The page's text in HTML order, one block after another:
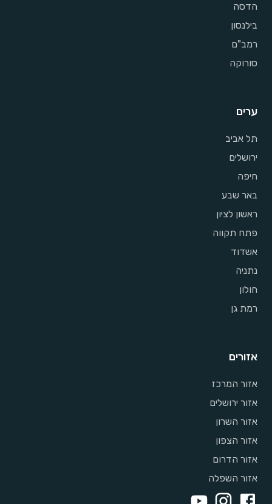
הדסה
בילנסון
רמב"ם
סורוקה
ערים
תל אביב
ירושלים
חיפה
באר שבע
ראשון לציון
פתח תקווה
אשדוד
נתניה
חולון
רמת גן
אזורים
אזור המרכז
אזור ירושלים
אזור השרון
אזור הצפון
אזור הדרום
אזור השפלה